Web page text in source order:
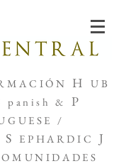
H
UB
panish & P
/
S EPHARDIC J
OMUNIDADES